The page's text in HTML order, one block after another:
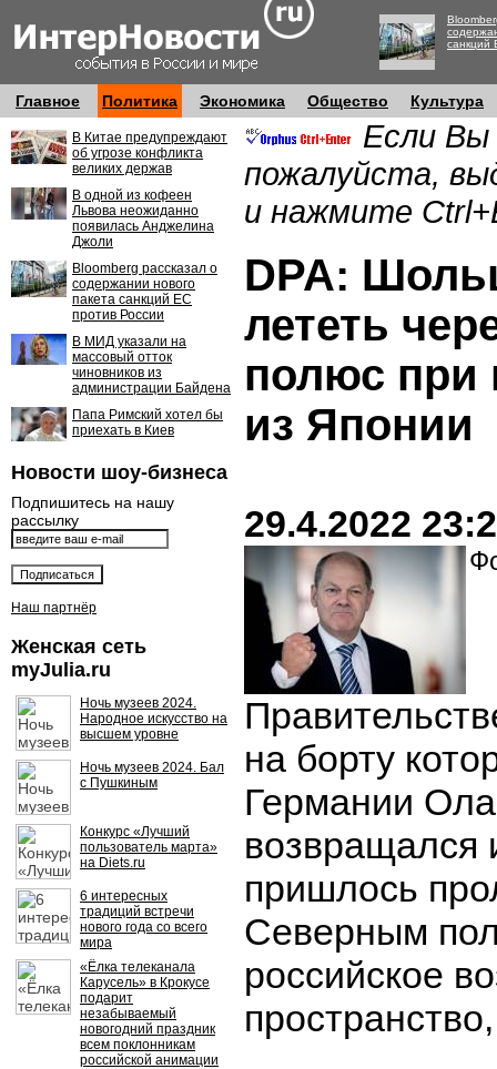
санкций
Главное Политика Экономика Общество Культура
В Китае предупреждают
об угрозе конфликта
великих держав
В одной из кофеен
Львова неожиданно
появилась Анджелина
Джоли
Bloomberg рассказал о
содержании нового
пакета санкций ЕС
против России
В МИД указали на
массовый отток
чиновников из
администрации Байдена
Папа Римский хотел бы
приехать в Киев
Новости шоу-бизнеса
Подпишитесь на нашу
рассылку
Наш партнёр
Женская сеть
myJulia.ru
Ночь музеев 2024.
Народное искусство на
высшем уровне
Ночь музеев 2024. Бал
с Пушкиным
Конкурс «Лучший
пользователь марта»
на Diets.ru
6 интересных
традиций встречи
нового года со всего
мира
«Ёлка телеканала
Карусель» в Крокусе
подарит
незабываемый
новогодний праздник
всем поклонникам
российской анимации
Если Вы
пожалуйста,
и нажмите
DPA:
лететь
полюс при
из Японии
29.4.2022
на борту
Германии
возвращался
пришлось
Северным
российское